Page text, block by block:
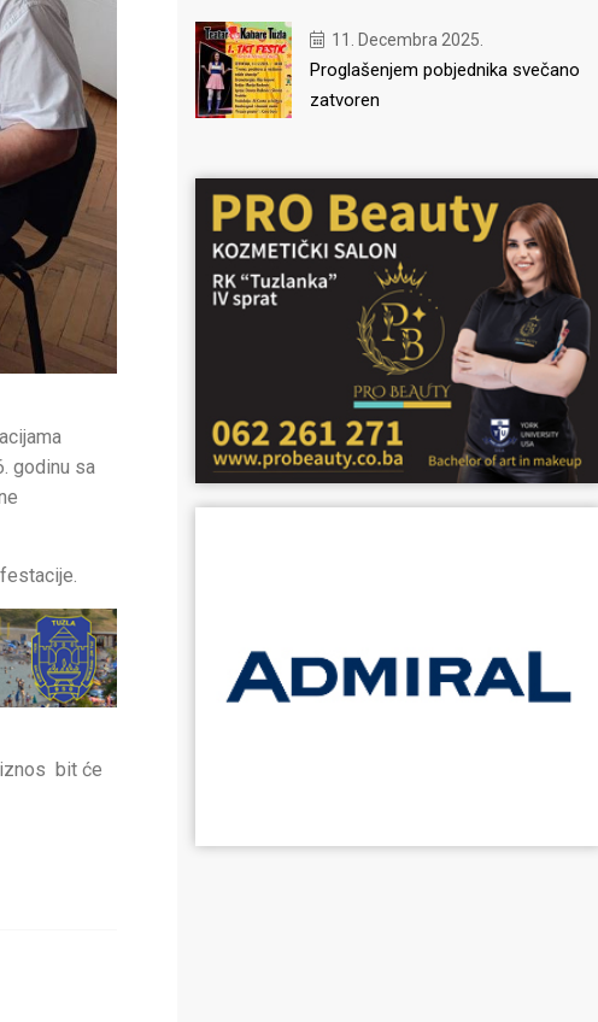
godinu sa
iznos bit će
11. Decembra 2025.
Proglašenjem pobjednika svečano
zatvoren